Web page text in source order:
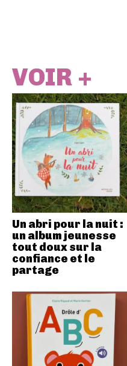
VOIR +
Un abri pour la nuit :
un album jeunesse
tout doux sur la
confiance et le
partage